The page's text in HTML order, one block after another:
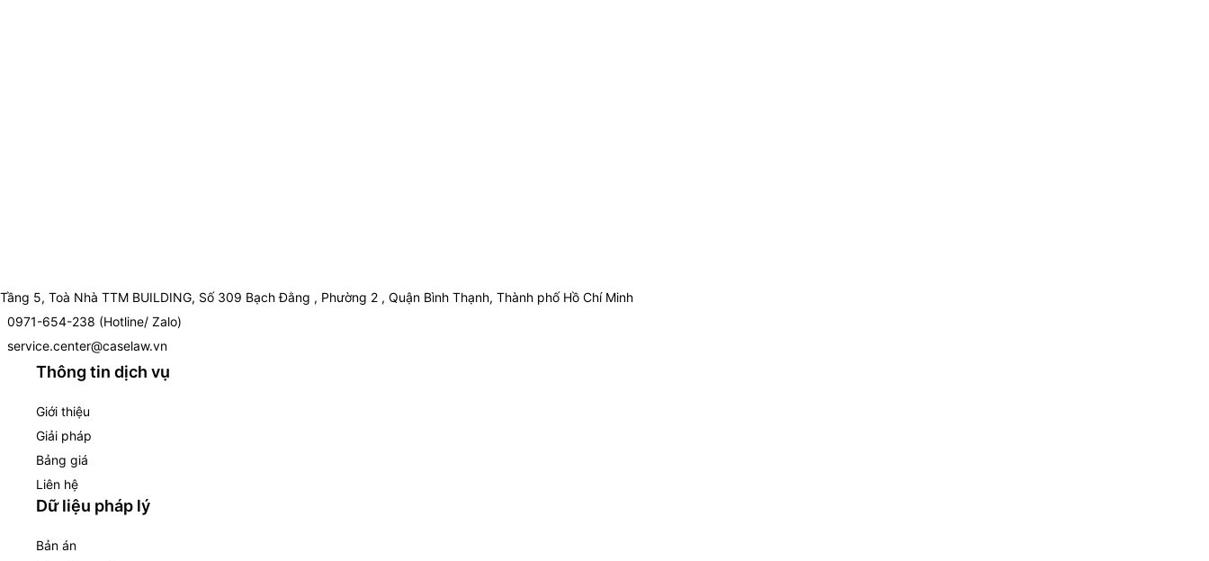
Tầng 5, Toà Nhà TTM BUILDING, Số 309 Bạch Đằng , Phường 2 , Quận Bình Thạnh, Thành phố Hồ Chí Minh
0971-654-238 (Hotline/ Zalo)
service.center@caselaw.vn
Thông tin dịch vụ
Giới thiệu
Giải pháp
Bảng giá
Liên hệ
Dữ liệu pháp lý
Bản án